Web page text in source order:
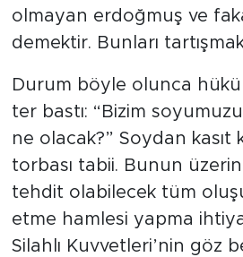
olmayan erdoğmuş ve
demektir. Bunları
Durum böyle olunca
ter bastı: “Bizim
ne olacak?” Soydan kasıt
torbası tabii. Bunun
tehdit olabilecek tüm
etme hamlesi yapma
Silahlı Kuvvetleri’nin göz